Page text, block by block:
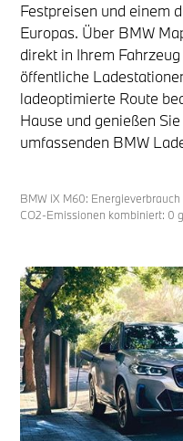
Festpreisen und einem
Europas. Über BMW
direkt in Ihrem
öffentliche
ladeoptimierte Route
Hause und genießen
umfassenden BMW
BMW iX M60:
CO2-Emissionen kombiniert: 0